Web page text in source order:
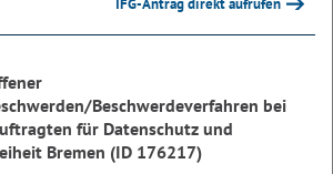
IFG-Antrag direkt aufrufen
Beschwerdeverfahren bei
für Datenschutz und
Bremen (ID 176217)